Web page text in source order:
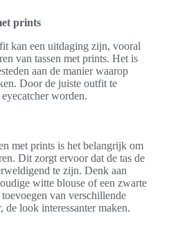
prints
kan een uitdaging zijn, vooral
van tassen met prints. Het is
aan de manier waarop
Door de juiste outfit te
worden.
met prints is het belangrijk om
Dit zorgt ervoor dat de tas de
te zijn. Denk aan
witte blouse of een zwarte
van verschillende
de look interessanter maken.